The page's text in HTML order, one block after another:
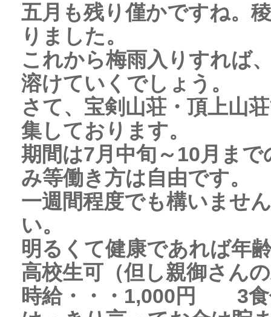
五月も残り僅かですね。
りました。
これから梅雨入りすれば
溶けていくでしょう。
さて、宝剣山荘・頂上山
集しております。
期間は7月中旬～10月ま
み等働き方は自由です。
一週間程度でも構いませ
い。
明るくて健康であれば年
高校生可（但し親御さん
時給・・・1,000円 3